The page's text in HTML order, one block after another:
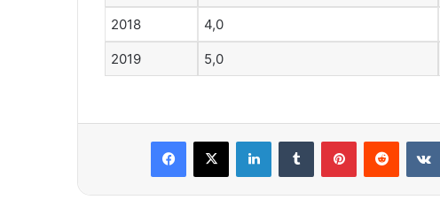
2018 4,0
2019 5,0
Facebook
X LinkedInTumblr PinterestReddit